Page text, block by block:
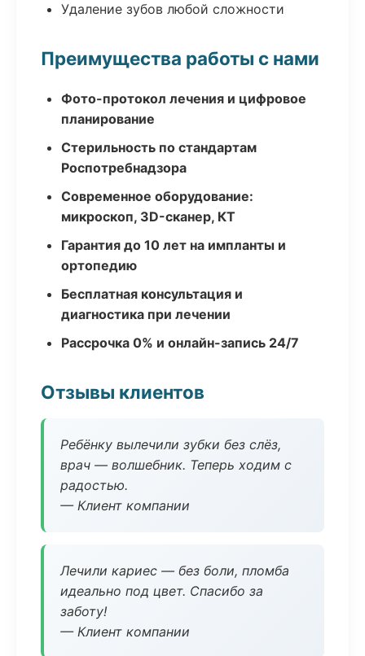
Удаление зубов любой сложности
Преимущества работы с нами
Фото-протокол лечения и цифровое
планирование
Стерильность по стандартам
Роспотребнадзора
Современное оборудование:
микроскоп, 3D-сканер, КТ
Гарантия до 10 лет на импланты и
ортопедию
Бесплатная консультация и
диагностика при лечении
Рассрочка 0% и онлайн-запись 24/7
Отзывы клиентов
Ребёнку вылечили зубки без слёз,
врач — волшебник. Теперь ходим с
радостью.
— Клиент компании
Лечили кариес — без боли, пломба
идеально под цвет. Спасибо за
заботу!
— Клиент компании